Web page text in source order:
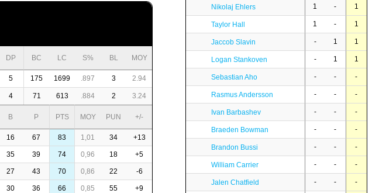
DP BC LC S% BL MOY
5 175 1699 .897 3 2.94
4 71 613 .884 2 3.24
B P PTS MOY PUN +/-
16 67 83 1,01 34 +13
35 39 74 0,96 18 +5
27 43 70 0,86 22 -6
30 36 66 0,85 55 +9
Nikolaj Ehlers 1 - 1
Taylor Hall 1 - 1
Jaccob Slavin - 1 1
Logan Stankoven - 1 1
Sebastian Aho - - -
Rasmus Andersson - - -
Ivan Barbashev - - -
Braeden Bowman - - -
Brandon Bussi - - -
William Carrier - - -
Jalen Chatfield - - -